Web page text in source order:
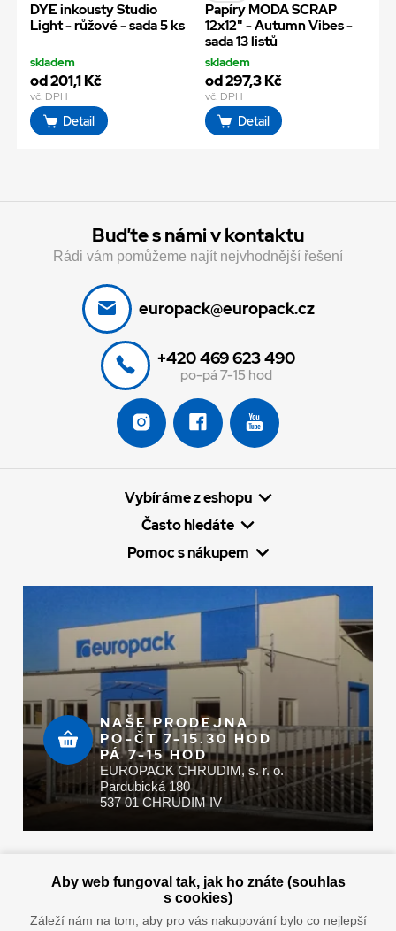
DYE inkousty Studio
Light - růžové - sada 5 ks
skladem
od 201,1 Kč
vč. DPH
Detail
Papíry MODA SCRAP
12x12" - Autumn Vibes -
sada 13 listů
skladem
od 297,3 Kč
vč. DPH
Detail
Buďte s námi v kontaktu
Rádi vám pomůžeme najít nejvhodnější řešení
europack@europack.cz
+420 469 623 490
po-pá 7-15 hod
Vybíráme z eshopu
Často hledáte
Pomoc s nákupem
NAŠE PRODEJNA
PO-ČT 7-15.30 HOD
PÁ 7-15 HOD
EUROPACK CHRUDIM, s. r. o.
Pardubická 180
537 01 CHRUDIM IV
Aby web fungoval tak, jak ho znáte (souhlas
s cookies)
Záleží nám na tom, aby pro vás nakupování bylo co nejlepší